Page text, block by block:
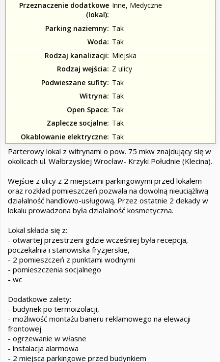
Przeznaczenie dodatkowe
(lokal)
Inne, Medyczne
Parking naziemny
Tak
Woda
Tak
Rodzaj kanalizacji
Miejska
Rodzaj wejścia
Z ulicy
Podwieszane sufity
Tak
Witryna
Tak
Open Space Tak
Zaplecze socjalne Tak
Okablowanie elektryczne Tak
Parterowy lokal z witrynami o pow. 75 mkw znajdujący się w
okolicach ul. Wałbrzyskiej Wrocław- Krzyki Południe (Klecina).
Wejście z ulicy z 2 miejscami parkingowymi przed lokalem
oraz rozkład pomieszczeń pozwala na dowolną nieuciążliwą
działalność handlowo-usługową. Przez ostatnie 2 dekady w
lokalu prowadzona była działalność kosmetyczna.
Lokal składa się z:
- otwartej przestrzeni gdzie wcześniej była recepcja,
poczekalnia i stanowiska fryzjerskie,
- 2 pomieszczeń z punktami wodnymi
- pomieszczenia socjalnego
- wc
Dodatkowe zalety:
- budynek po termoizolacji,
- możliwość montażu baneru reklamowego na elewacji
frontowej
- ogrzewanie w własne
- instalacja alarmowa
- 2 miejsca parkingowe przed budynkiem